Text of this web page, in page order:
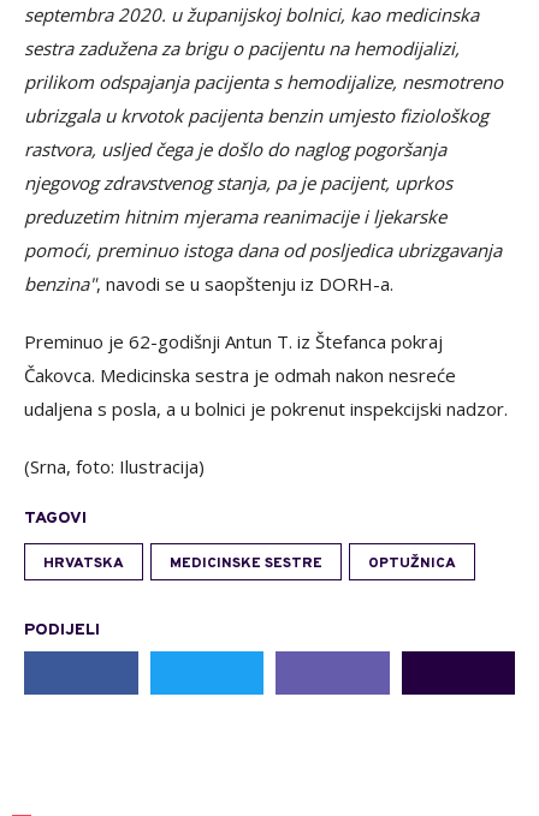
septembra 2020. u županijskoj bolnici, kao medicinska
sestra zadužena za brigu o pacijentu na hemodijalizi,
prilikom odspajanja pacijenta s hemodijalize, nesmotreno
ubrizgala u krvotok pacijenta benzin umjesto fiziološkog
rastvora, usljed čega je došlo do naglog pogoršanja
njegovog zdravstvenog stanja, pa je pacijent, uprkos
preduzetim hitnim mjerama reanimacije i ljekarske
pomoći, preminuo istoga dana od posljedica ubrizgavanja
benzina", navodi se u saopštenju iz DORH-a.
Preminuo je 62-godišnji Antun T. iz Štefanca pokraj
Čakovca. Medicinska sestra je odmah nakon nesreće
udaljena s posla, a u bolnici je pokrenut inspekcijski nadzor.
(Srna, foto: Ilustracija)
TAGOVI
HRVATSKA MEDICINSKE SESTRE OPTUŽNICA
PODIJELI